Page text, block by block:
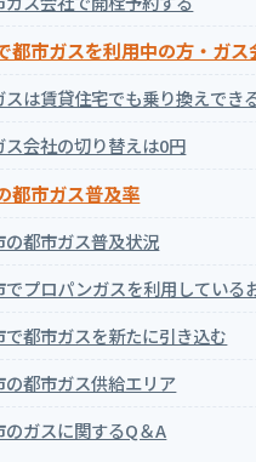
都市ガスを利用中の方・ガス
スは賃貸住宅でも乗り換えでき
ス会社の切り替えは0円
都市ガス普及率
の都市ガス普及状況
でプロパンガスを利用している
で都市ガスを新たに引き込む
の都市ガス供給エリア
のガスに関するQ＆A